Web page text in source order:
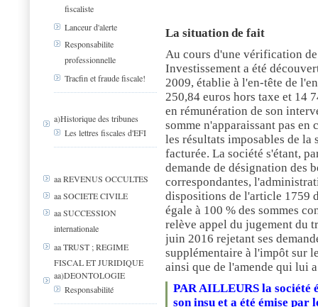
fiscaliste
Lanceur d'alerte
Responsabilite
professionnelle
Tracfin et fraude fiscale!
a)Historique des tribunes
Les lettres fiscales d'EFI
aa REVENUS OCCULTES
aa SOCIETE CIVILE
aa SUCCESSION
internationale
aa TRUST ; REGIME
FISCAL ET JURIDIQUE
aa)DEONTOLOGIE
Responsabilité
La situation de fait
Au cours d'une vérification
Investissement a été
2009, établie à l'en-tête de
250,84 euros hors taxe et 14
en rémunération de son
somme n'apparaissant pas
les résultats imposables de la
facturée. La société s'étant,
demande de désignation des
correspondantes,
dispositions de l'article 1759
égale à 100 % des sommes
relève appel du jugement du
juin 2016 rejetant ses
supplémentaire à l'impôt sur
ainsi que de l'amende qui lui
PAR AILLEURS la société
son insu et a été émise